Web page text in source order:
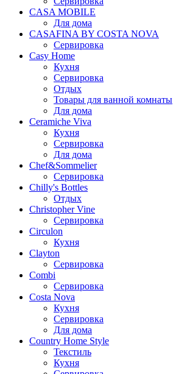
CASA MOBILE
Для дома
CASAFINA BY COSTA NOVA
Сервировка
Casy Home
Кухня
Сервировка
Отдых
Товары для ванной комнаты
Для дома
Ceramiche Viva
Кухня
Сервировка
Для дома
Chef&Sommelier
Сервировка
Chilly's Bottles
Отдых
Christopher Vine
Сервировка
Circulon
Кухня
Clayton
Сервировка
Combi
Сервировка
Costa Nova
Кухня
Сервировка
Для дома
Country Home Style
Текстиль
Кухня